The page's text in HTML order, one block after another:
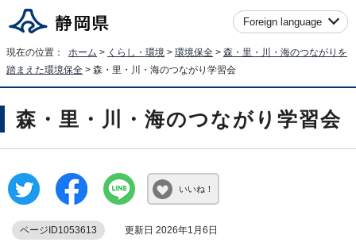
Foreign language
現在の位置： ホーム > くらし・環境 > 環境保全 > 森・里・川・海のつながりを
踏まえた環境保全 > 森・里・川・海のつながり学習会
森・里・川・海のつながり学習会
いいね！
ページID1053613 更新日 2026年1月6日